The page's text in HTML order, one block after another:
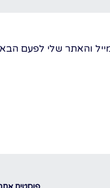
והאתר שלי לפעם